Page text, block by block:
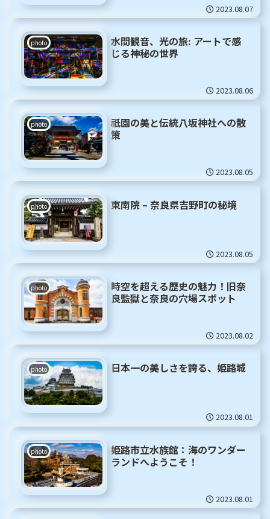
2023.08.07
photo
水間観音、光の旅: アートで感
じる神秘の世界
2023.08.06
photo
祇園の美と伝統八坂神社への散
策
2023.08.05
photo 東南院 – 奈良県吉野町の秘境
2023.08.05
photo
時空を超える歴史の魅力！旧奈
良監獄と奈良の穴場スポット
2023.08.02
photo 日本一の美しさを誇る、姫路城
2023.08.01
photo
姫路市立水族館：海のワンダー
ランドへようこそ！
2023.08.01